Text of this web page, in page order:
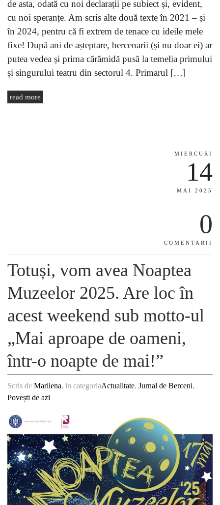
de asta, odată cu noi declarații pe subiect și, evident,
cu noi speranțe. Am scris alte două texte în 2021 – și
în 2024, pentru că fi extrem de tenace cu ideile mele
fixe! După ani de așteptare, bercenarii (și nu doar ei) ar
putea vedea și prima cărămidă pusă la temelia primului
și singurului teatru din sectorul 4. Primarul […]
read more
MIERCURI
14
MAI 2025
0
COMENTARII
Totuși, vom avea Noaptea
Muzeelor 2025. Are loc în
acest weekend sub motto-ul
„Mai aproape de oameni,
într-o noapte de mai!”
Scris de Marilena, in categoriaActualitate, Jurnal de Berceni,
Povești de azi